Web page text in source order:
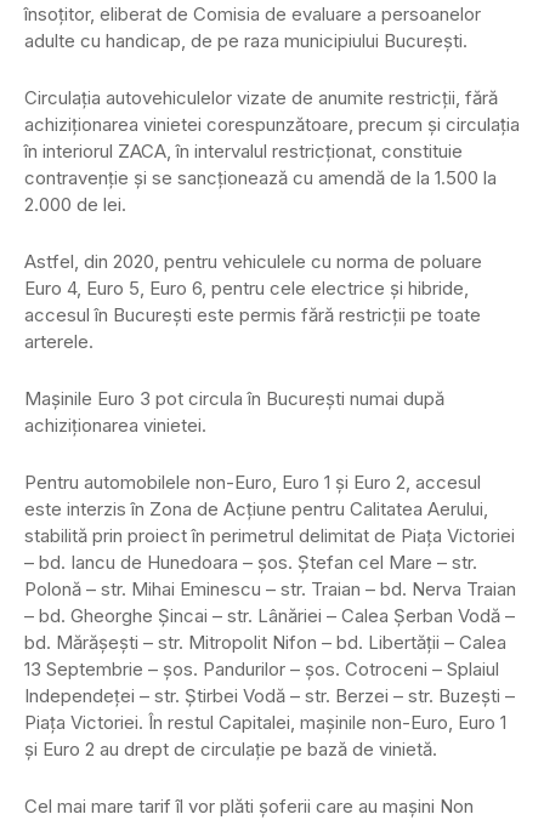
însoţitor, eliberat de Comisia de evaluare a persoanelor
adulte cu handicap, de pe raza municipiului Bucureşti.
Circulaţia autovehiculelor vizate de anumite restricţii, fără
achiziţionarea vinietei corespunzătoare, precum şi circulaţia
în interiorul ZACA, în intervalul restricţionat, constituie
contravenţie şi se sancţionează cu amendă de la 1.500 la
2.000 de lei.
Astfel, din 2020, pentru vehiculele cu norma de poluare
Euro 4, Euro 5, Euro 6, pentru cele electrice şi hibride,
accesul în Bucureşti este permis fără restricţii pe toate
arterele.
Maşinile Euro 3 pot circula în Bucureşti numai după
achiziţionarea vinietei.
Pentru automobilele non-Euro, Euro 1 şi Euro 2, accesul
este interzis în Zona de Acţiune pentru Calitatea Aerului,
stabilită prin proiect în perimetrul delimitat de Piaţa Victoriei
– bd. Iancu de Hunedoara – şos. Ştefan cel Mare – str.
Polonă – str. Mihai Eminescu – str. Traian – bd. Nerva Traian
– bd. Gheorghe Şincai – str. Lânăriei – Calea Şerban Vodă –
bd. Mărăşeşti – str. Mitropolit Nifon – bd. Libertăţii – Calea
13 Septembrie – şos. Pandurilor – şos. Cotroceni – Splaiul
Independeţei – str. Ştirbei Vodă – str. Berzei – str. Buzeşti –
Piaţa Victoriei. În restul Capitalei, maşinile non-Euro, Euro 1
şi Euro 2 au drept de circulaţie pe bază de vinietă.
Cel mai mare tarif îl vor plăti şoferii care au maşini Non